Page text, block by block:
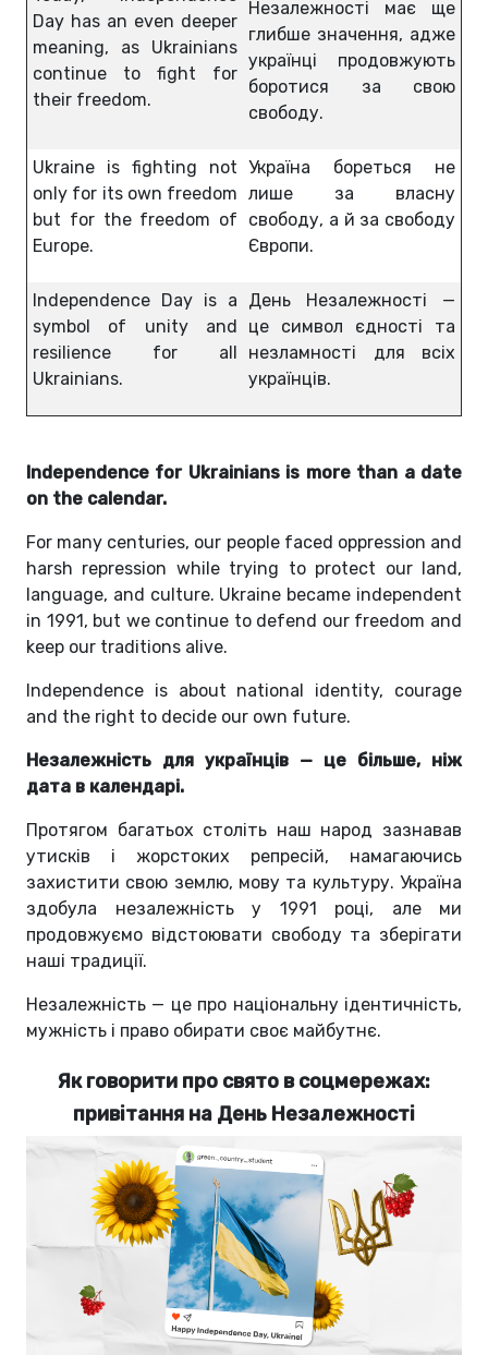
Day has an even deeper
meaning, as Ukrainians
continue to fight for
their freedom.
Незалежності має ще
глибше значення, адже
українці продовжують
боротися за свою
свободу.
Ukraine is fighting not
only for its own freedom
but for the freedom of
Europe.
Україна бореться не
лише за власну
свободу, а й за свободу
Європи.
Independence Day is a
symbol of unity and
resilience for all
Ukrainians.
День Незалежності —
це символ єдності та
незламності для всіх
українців.
Independence for Ukrainians is more than a date
on the calendar.
For many centuries, our people faced oppression and
harsh repression while trying to protect our land,
language, and culture. Ukraine became independent
in 1991, but we continue to defend our freedom and
keep our traditions alive.
Independence is about national identity, courage
and the right to decide our own future.
Незалежність для українців — це більше, ніж
дата в календарі.
Протягом багатьох століть наш народ зазнавав
утисків і жорстоких репресій, намагаючись
захистити свою землю, мову та культуру. Україна
здобула незалежність у 1991 році, але ми
продовжуємо відстоювати свободу та зберігати
наші традиції.
Незалежність — це про національну ідентичність,
мужність і право обирати своє майбутнє.
Як говорити про свято в соцмережах:
привітання на День Незалежності